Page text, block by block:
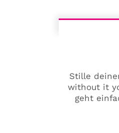
Stille
without it
geht